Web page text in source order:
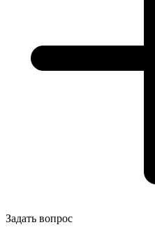
Задать вопрос